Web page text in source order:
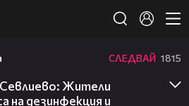
СЛЕДВАЙ 1815
Жители
на дезинфекция и